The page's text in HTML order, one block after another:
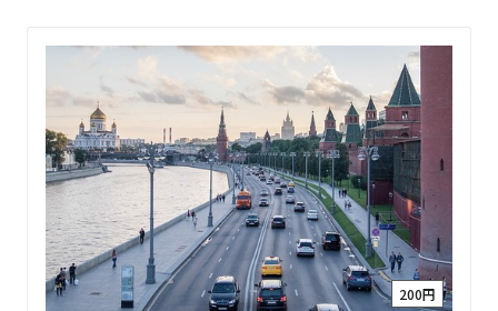
200円